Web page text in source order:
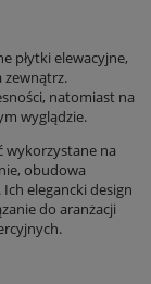
płytki elewacyjne,
zewnątrz.
natomiast na
wyglądzie.
wykorzystane na
obudowa
elegancki design
do aranżacji